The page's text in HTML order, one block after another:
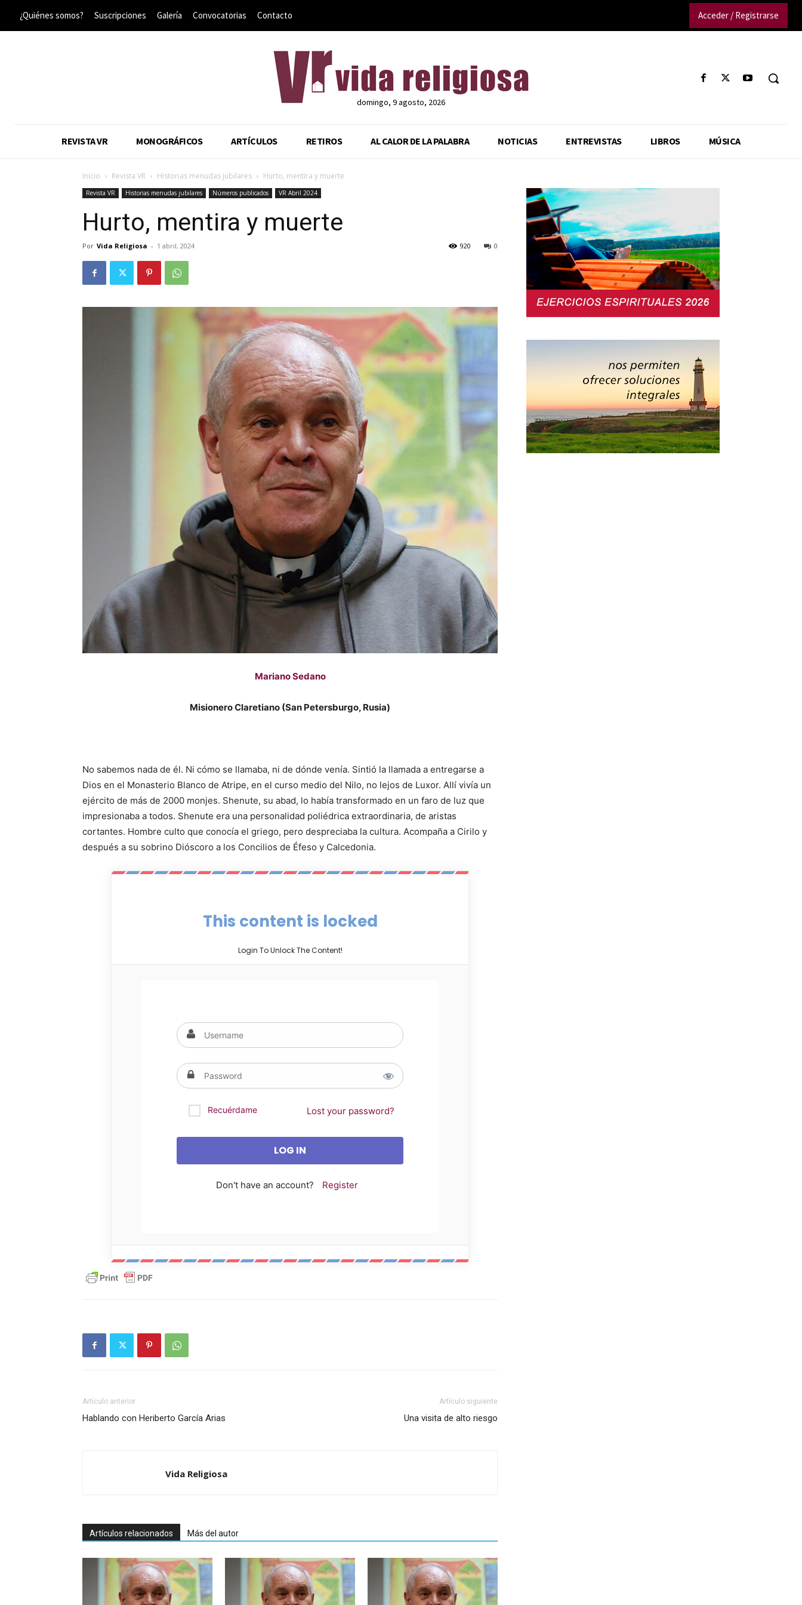
¿Quiénes somos? Suscripciones Galería Convocatorias Contacto Acceder / Registrarse
domingo, 9 agosto, 2026
REVISTA VR MONOGRÁFICOS ARTÍCULOS RETIROS AL CALOR DE LA PALABRA NOTICIAS ENTREVISTAS LIBROS MÚSICA
Inicio Revista VR Historias menudas jubilares Hurto, mentira y muerte
Revista VR Historias menudas jubilares Números publicados VR Abril 2024
Hurto, mentira y muerte
Por Vida Religiosa - 1 abril, 2024 0
920
Mariano Sedano
Misionero Claretiano (San Petersburgo, Rusia)
No sabemos nada de él. Ni cómo se llamaba, ni de dónde venía. Sintió la llamada a entregarse a
Dios en el Monasterio Blanco de Atripe, en el curso medio del Nilo, no lejos de Luxor. Allí vivía un
ejército de más de 2000 monjes. Shenute, su abad, lo había transformado en un faro de luz que
impresionaba a todos. Shenute era una personalidad poliédrica extraordinaria, de aristas
cortantes. Hombre culto que conocía el griego, pero despreciaba la cultura. Acompaña a Cirilo y
después a su sobrino Dióscoro a los Concilios de Éfeso y Calcedonia.
This content is locked
Login To Unlock The Content!
Recuérdame Lost your password?
Don't have an account? Register
Artículo anterior
Hablando con Heriberto García Arias
Artículo siguiente
Una visita de alto riesgo
Vida Religiosa
Artículos relacionados Más del autor